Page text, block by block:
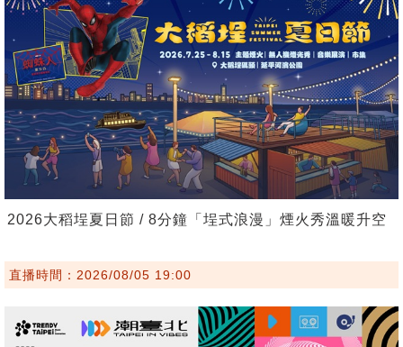
2026大稻埕夏日節 / 8分鐘「埕式浪漫」煙火秀溫暖升空
直播時間：2026/08/05 19:00